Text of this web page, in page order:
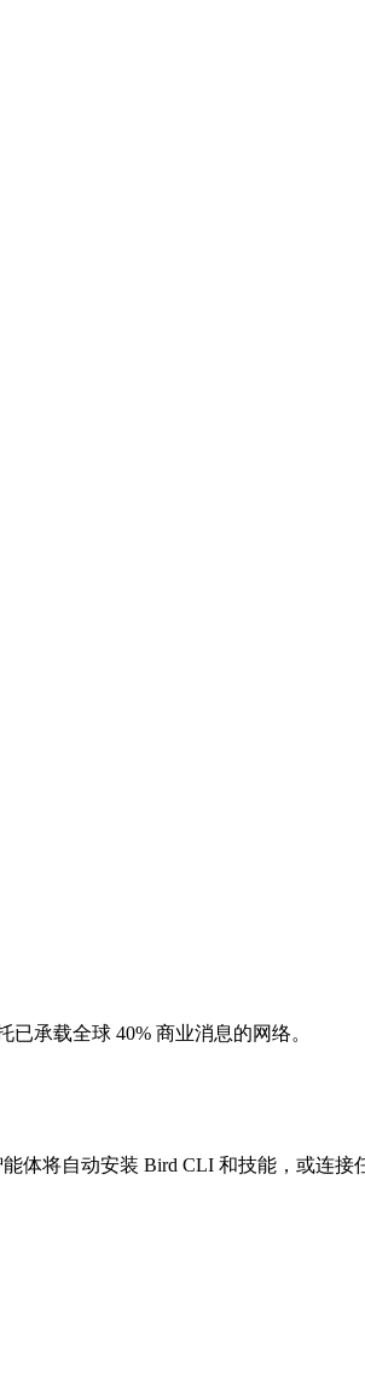
承载全球 40% 商业消息的网络。
体将自动安装 Bird CLI 和技能，或连接